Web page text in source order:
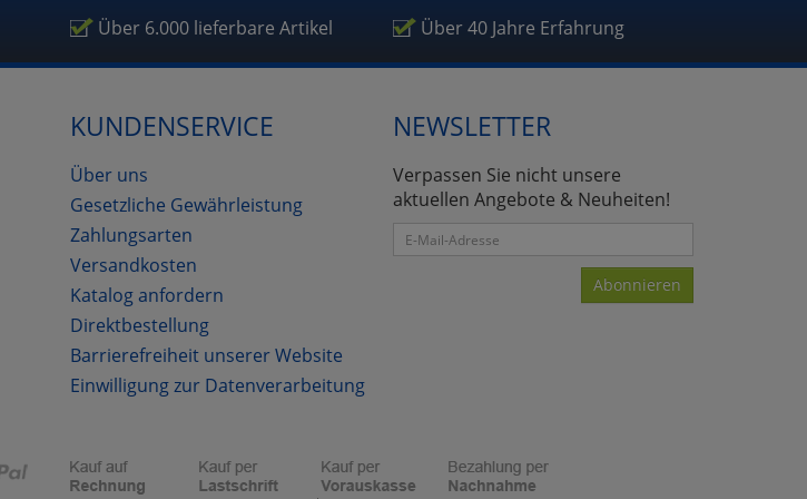
Über 6.000 lieferbare Artikel Über 40 Jahre Erfahrung
KUNDENSERVICE
Über uns
Gesetzliche Gewährleistung
Zahlungsarten
Versandkosten
Katalog anfordern
Direktbestellung
Barrierefreiheit unserer Website
Einwilligung zur Datenverarbeitung
NEWSLETTER
Verpassen Sie nicht unsere
aktuellen Angebote & Neuheiten!
Abonnieren
zurückzu Haupptseite Zustimmung Datenverarbeitung (Seitenende)